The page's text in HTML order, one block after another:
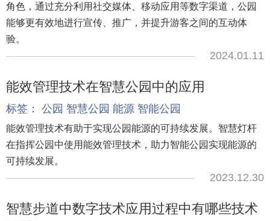
角色，通过充分利用社交媒体、移动应用等数字渠道，公园
能够更有效地进行宣传、推广，并提升游客之间的互动体
验。
2024.01.11
能效管理技术在智慧公园中的应用
标签： 公园 智慧公园 能源 智能公园
能效管理技术有助于实现公园能源的可持续发展。智慧灯杆
在指挥公园中使用能效管理技术，助力智能公园实现能源的
可持续发展。
2023.12.30
智慧步道中数字技术应用过程中有哪些技术